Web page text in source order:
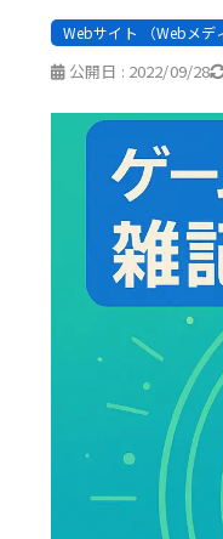
Webサイト （Webメデ
公開日 : 2022/09/28